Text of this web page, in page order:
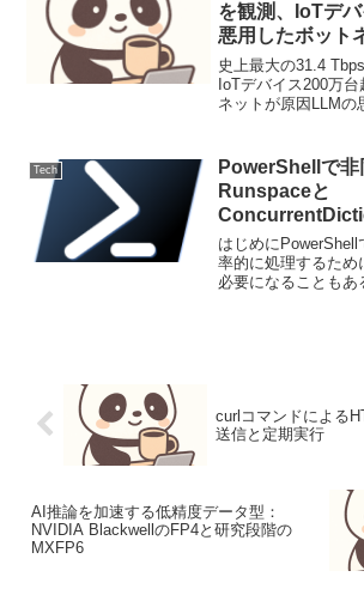
を観測、IoTデ
悪用したボット
用連絡）
史上最大の31.4
IoTデバイス200万
ネットが原因LLMの
の問い合わせ対応を
Tech
PowerShellで非
Runspaceと
たエコー処理
はじめに
率的に処理するため
必要になることもあ
curlコマンドによる
送信と定期実行
AI推論を加速する低精度データ型：
NVIDIA BlackwellのFP4と研究段階の
MXFP6